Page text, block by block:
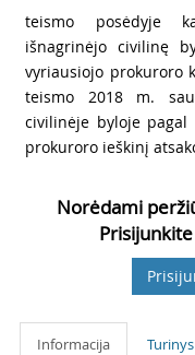
teismo posėdyje
išnagrinėjo civilinę
vyriausiojo prokuroro
teismo 2018 m.
civilinėje byloje pagal
prokuroro ieškinį
Norėdami
Informacija Turinys